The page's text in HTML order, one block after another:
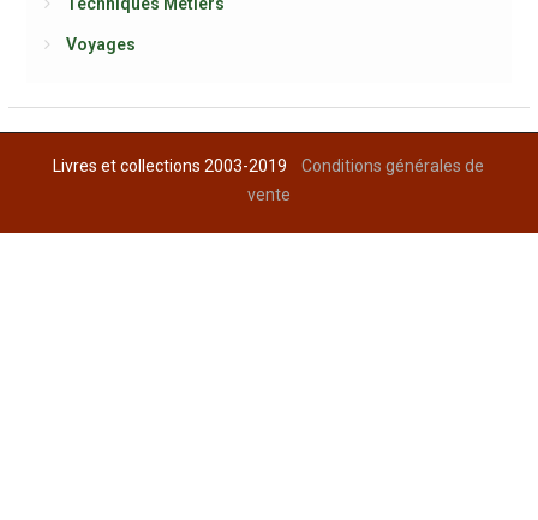
Voyages
Livres et collections 2003-2019Conditions générales de
vente